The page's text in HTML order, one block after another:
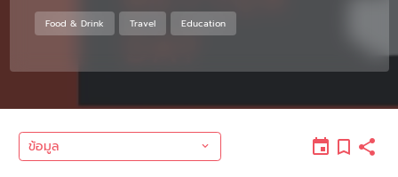
Food & Drink Travel Education
ข้อมูล